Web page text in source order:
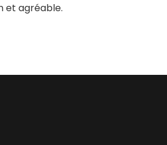
et agréable.